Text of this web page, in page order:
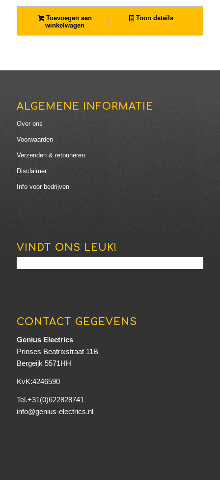
Toevoegen aan
winkelwagen
Toon details
ALGEMENE INFORMATIE
Over ons
Voorwaarden
Verzenden & retouneren
Disclaimer
Info voor bedrijven
VINDT ONS LEUK!
CONTACT GEGEVENS
Genius Electrics
Prinses Beatrixstraat 11B
Bergeijk 5571HH
KvK:4246590
Tel.+31(0)622828741
info@genius-electrics.nl